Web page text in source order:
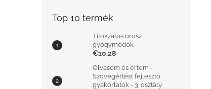
Top 10 termék
Titokzatos orosz
gyógymódok
€10,28
Olvasom és értem -
Szövegértést fejlesztő
gyakorlatok - 3. osztály